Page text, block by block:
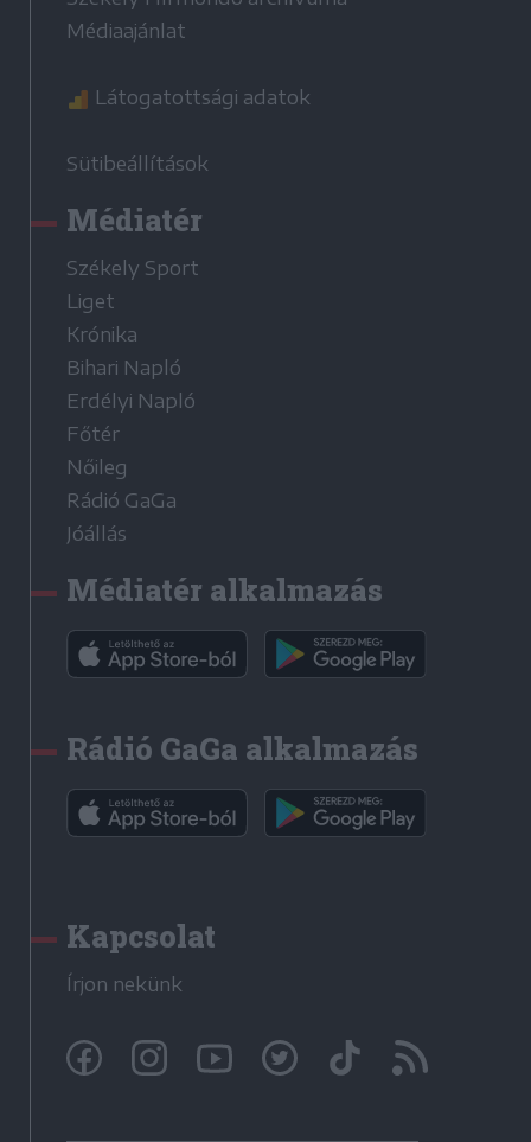
Médiaajánlat
Látogatottsági adatok
Sütibeállítások
Médiatér
Székely Sport
Liget
Krónika
Bihari Napló
Erdélyi Napló
Főtér
Nőileg
Rádió GaGa
Jóállás
Médiatér alkalmazás
Rádió GaGa alkalmazás
Kapcsolat
Írjon nekünk